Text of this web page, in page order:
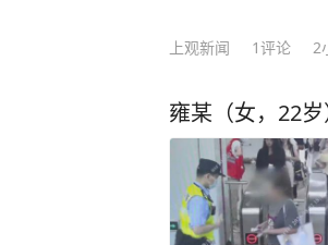
上观新闻 1评论 2
雍某（女，22